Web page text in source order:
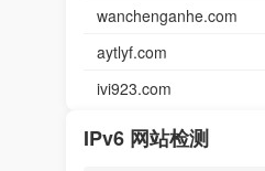
wanchenganhe.com
aytlyf.com
ivi923.com
IPv6 网站检测